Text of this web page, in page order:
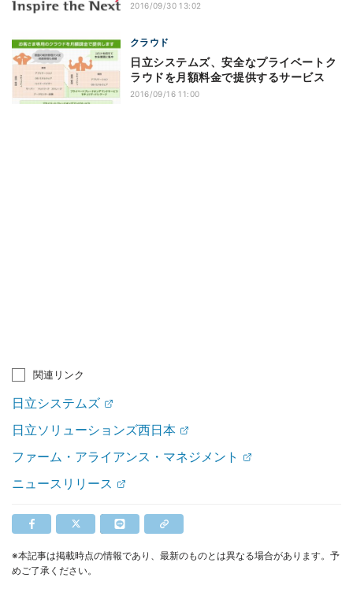
2016/09/30 13:02
クラウド
日立システムズ、安全なプライベートク
ラウドを月額料金で提供するサービス
2016/09/16 11:00
関連リンク
日立システムズ
日立ソリューションズ西日本
ファーム・アライアンス・マネジメント
ニュースリリース
※本記事は掲載時点の情報であり、最新のものとは異なる場合があります。予
めご了承ください。